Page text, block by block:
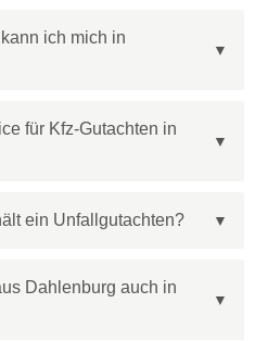
ich mich in
für Kfz-Gutachten in
ein Unfallgutachten?
Dahlenburg auch in